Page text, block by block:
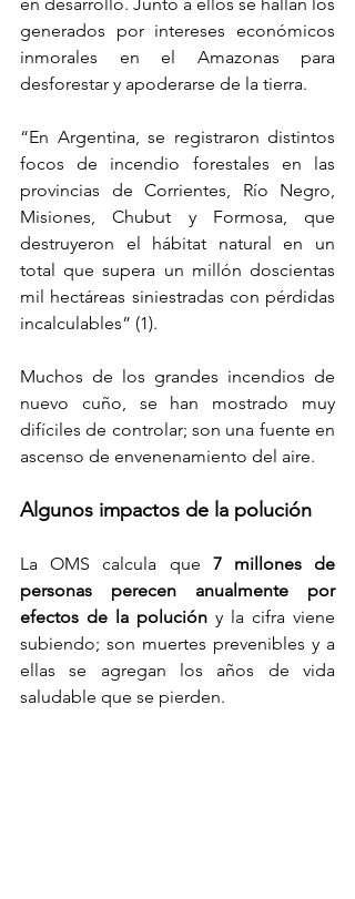
generados por intereses económicos
inmorales en el Amazonas para
desforestar y apoderarse de la tierra.
“En Argentina, se registraron distintos
focos de incendio forestales en las
provincias de Corrientes, Río Negro,
Misiones, Chubut y Formosa, que
destruyeron el hábitat natural en un
total que supera un millón doscientas
mil hectáreas siniestradas con pérdidas
incalculables” (1).
Muchos de los grandes incendios de
nuevo cuño, se han mostrado muy
difíciles de controlar; son una fuente en
ascenso de envenenamiento del aire.
Algunos impactos de la polución
La OMS calcula que 7 millones de
personas perecen anualmente por
efectos de la polución y la cifra viene
subiendo; son muertes prevenibles y a
ellas se agregan los años de vida
saludable que se pierden.